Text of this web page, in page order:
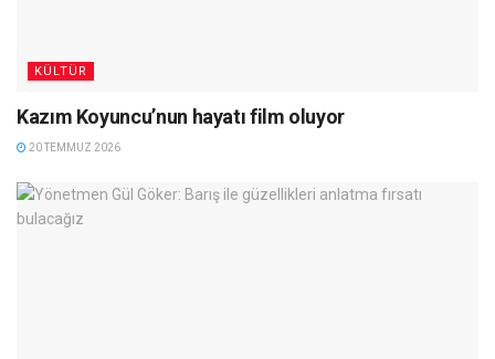
KÜLTÜR
Kazım Koyuncu’nun hayatı film oluyor
20 TEMMUZ 2026